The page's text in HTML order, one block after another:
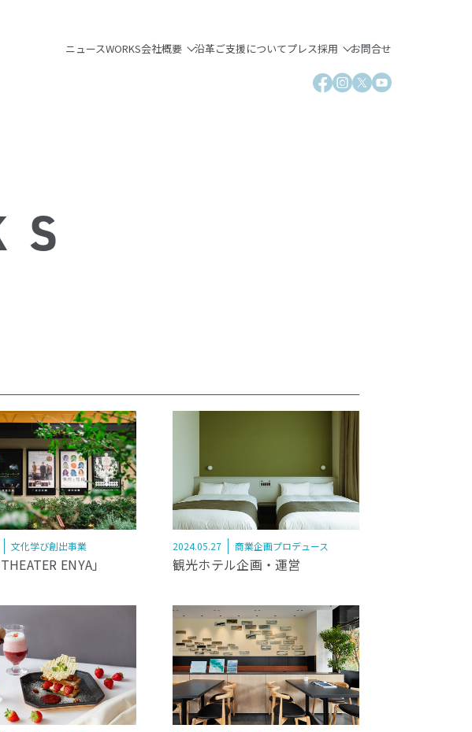
ニュースWORKS会社概要 沿革ご支援についてプレス採用 お問合せ
文化学び創出事業
ENYA」
2024.05.27 商業企画プロデュース
観光ホテル企画・運営